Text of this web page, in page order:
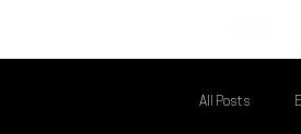
All Posts